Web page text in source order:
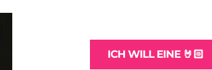
ICH WILL EINE 🤘🏻